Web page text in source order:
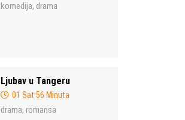
komedija, drama
Ljubav u Tangeru
01 Sat 56 Minuta
drama, romansa